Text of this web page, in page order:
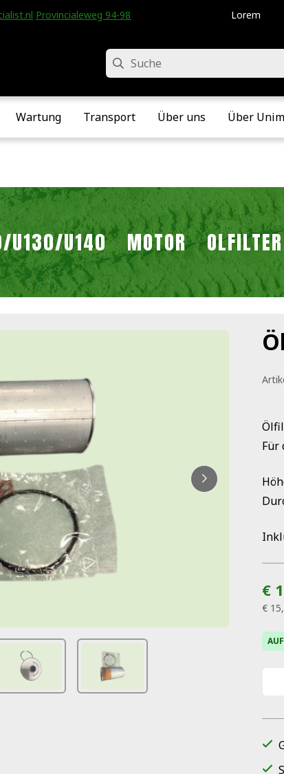
Provincialeweg 94-98 • Velddriel • Die Niederlande
Lorem
Suche
Wartung Transport Über uns Über
U130/U140 MOTOR ÖLFILTER
Für
€
€